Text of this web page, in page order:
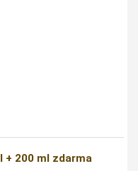
+ 200 ml zdarma